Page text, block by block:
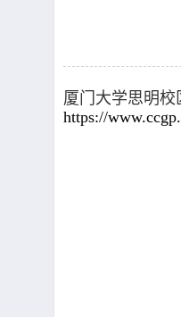
厦门大学思明
https://